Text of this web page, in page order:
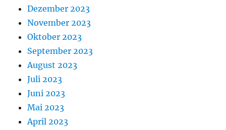
Dezember 2023
November 2023
Oktober 2023
September 2023
August 2023
Juli 2023
Juni 2023
Mai 2023
April 2023